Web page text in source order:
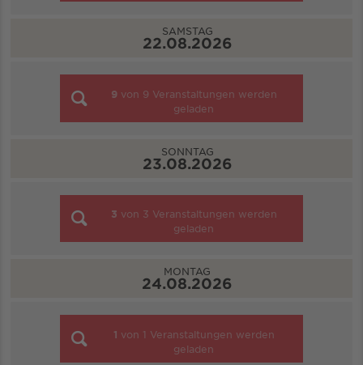
SAMSTAG
22.08.2026
9 von 9 Veranstaltungen werden
geladen
SONNTAG
23.08.2026
3 von 3 Veranstaltungen werden
geladen
MONTAG
24.08.2026
1 von 1 Veranstaltungen werden
geladen